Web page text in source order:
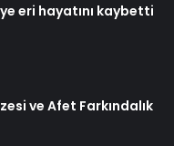
eri hayatını kaybetti
ve Afet Farkındalık